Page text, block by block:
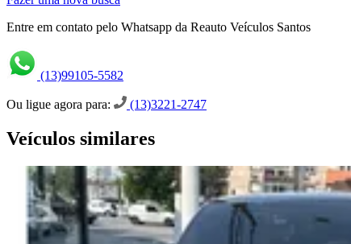
Entre em contato pelo Whatsapp da Reauto Veículos Santos
(13)99105-5582
Ou ligue agora para: (13)3221-2747
Veículos similares